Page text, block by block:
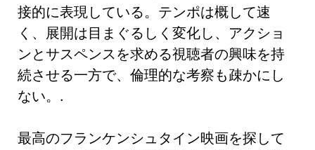
接的に表現している。テンポは概して速
く、展開は目まぐるしく変化し、アクショ
ンとサスペンスを求める視聴者の興味を持
続させる一方で、倫理的な考察も疎かにし
ない。.
最高のフランケンシュタイン映画を探して